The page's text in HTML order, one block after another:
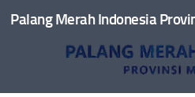
Skip to content
Palang Merah Indonesia